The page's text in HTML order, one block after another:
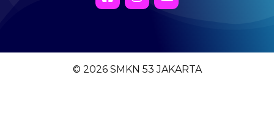
© 2026 SMKN 53 JAKARTA